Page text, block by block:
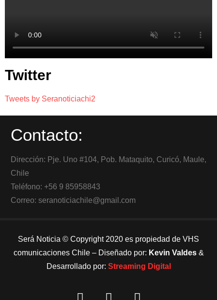
Twitter
Tweets by Seranoticiachi2
Contacto:
Dirección: Pje. Uno #104, Pob. Mataquito, Curicó, Maule,
Chile
Teléfono: +56 9 85958843
Correo: seranoticiachile@gmail.com
Será Noticia © Copyright 2020 es propiedad de VHS
comunicaciones Chile – Diseñado por: Kevin Valdes&
Desarrollado por: Streaming Digital